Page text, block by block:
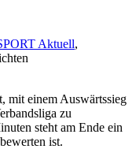
Aktuell,
mit einem Auswärtssieg
zu
steht am Ende ein
ist.